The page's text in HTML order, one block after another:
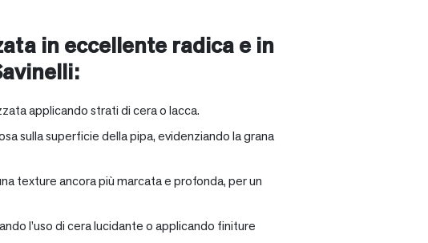
in eccellente radica e in
applicando strati di cera o lacca.
sulla superficie della pipa, evidenziando la grana
texture ancora più marcata e profonda, per un
l’uso di cera lucidante o applicando finiture